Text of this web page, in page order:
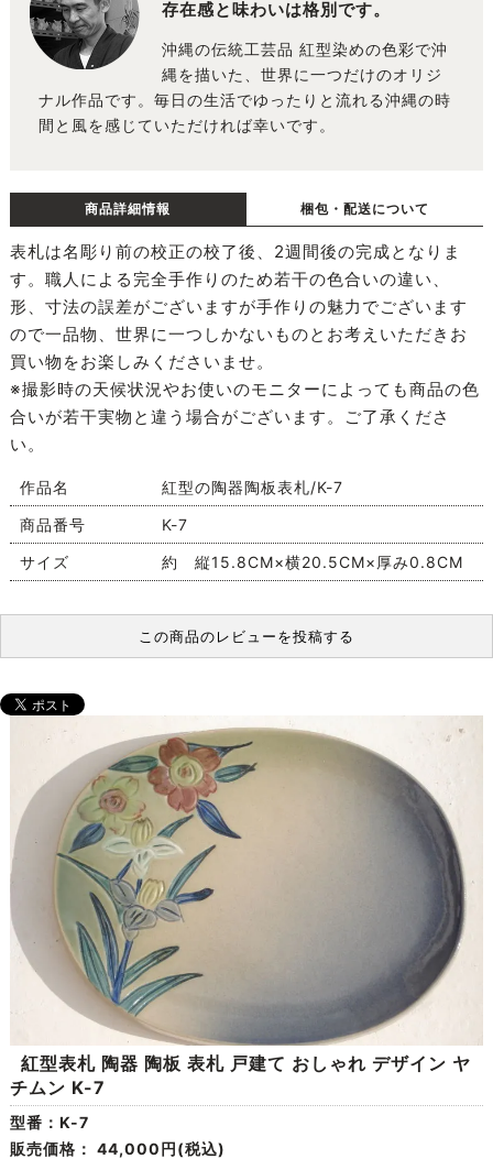
存在感と味わいは格別です。
沖縄の伝統工芸品 紅型染めの色彩で沖
縄を描いた、世界に一つだけのオリジ
ナル作品です。毎日の生活でゆったりと流れる沖縄の時
間と風を感じていただければ幸いです。
商品詳細情報 梱包・配送について
表札は名彫り前の校正の校了後、2週間後の完成となりま
す。職人による完全手作りのため若干の色合いの違い、
形、寸法の誤差がございますが手作りの魅力でございます
ので一品物、世界に一つしかないものとお考えいただきお
買い物をお楽しみくださいませ。
※撮影時の天候状況やお使いのモニターによっても商品の色
合いが若干実物と違う場合がございます。ご了承くださ
い。
作品名
紅型の陶器陶板表札/K-7
商品番号
K-7
サイズ
約 縦15.8CM×横20.5CM×厚み0.8CM
この商品のレビューを投稿する
紅型表札 陶器 陶板 表札 戸建て おしゃれ デザイン ヤ
チムン K-7
型番：K-7
販売価格： 44,000円(税込)